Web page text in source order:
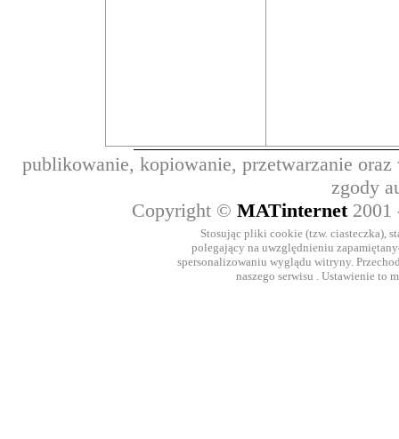
publikowanie, kopiowanie, przetwarzanie
zgody
Copyright © MATinternet
Stosując pliki cookie (tzw. ciasteczka),
polegający na uwzględnieniu
spersonalizowaniu wyglądu witryny.
naszego serwisu . Ustawienie to